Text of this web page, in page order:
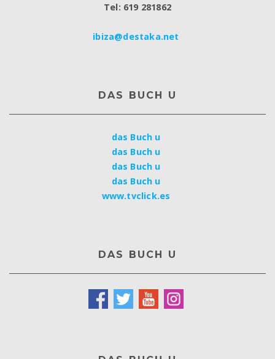
Tel: 619 281862
ibiza@destaka.net
DAS BUCH U
das Buch u
das Buch u
das Buch u
das Buch u
www.tvclick.es
DAS BUCH U